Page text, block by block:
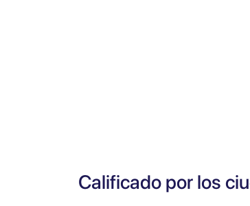
Calificado por los